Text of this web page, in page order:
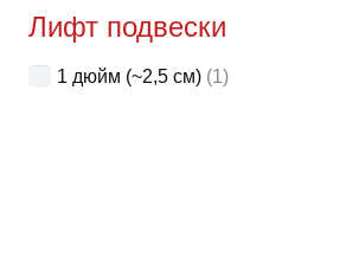
Лифт подвески
1 дюйм (~2,5 см) (1)